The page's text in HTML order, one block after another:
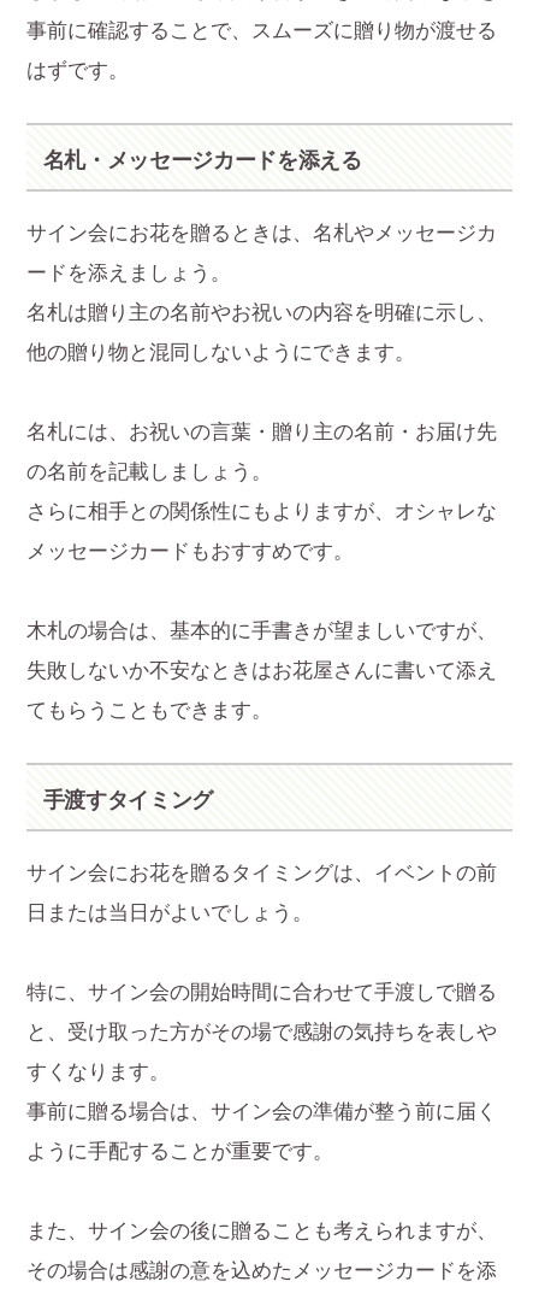
事前に確認することで、スムーズに贈り物が渡せる
はずです。
名札・メッセージカードを添える
サイン会にお花を贈るときは、名札やメッセージカ
ードを添えましょう。
名札は贈り主の名前やお祝いの内容を明確に示し、
他の贈り物と混同しないようにできます。
名札には、お祝いの言葉・贈り主の名前・お届け先
の名前を記載しましょう。
さらに相手との関係性にもよりますが、オシャレな
メッセージカードもおすすめです。
木札の場合は、基本的に手書きが望ましいですが、
失敗しないか不安なときはお花屋さんに書いて添え
てもらうこともできます。
手渡すタイミング
サイン会にお花を贈るタイミングは、イベントの前
日または当日がよいでしょう。
特に、サイン会の開始時間に合わせて手渡しで贈る
と、受け取った方がその場で感謝の気持ちを表しや
すくなります。
事前に贈る場合は、サイン会の準備が整う前に届く
ように手配することが重要です。
また、サイン会の後に贈ることも考えられますが、
その場合は感謝の意を込めたメッセージカードを添